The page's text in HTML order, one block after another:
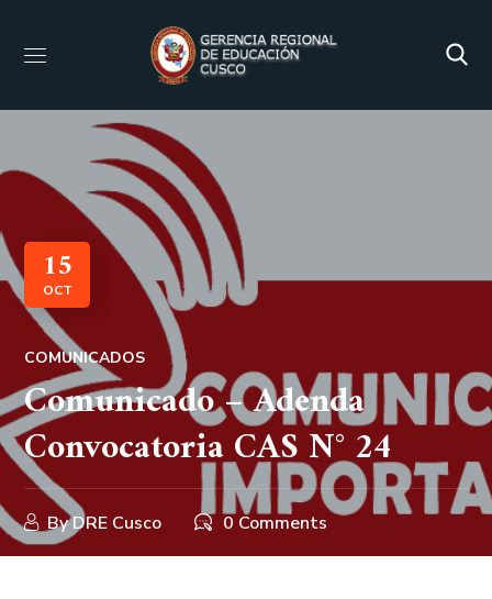
15
OCT
COMUNICADOS
Comunicado – Adenda
Convocatoria CAS N° 24
ByDRE Cusco 0 Comments